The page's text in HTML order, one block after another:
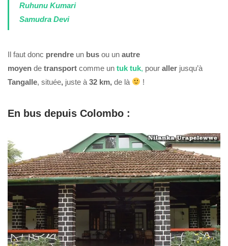
Ruhunu Kumari
Samudra Devi
Il faut donc prendre un bus ou un autre
moyen de transport comme un tuk tuk, pour aller jusqu’à
Tangalle, située, juste à 32 km, de là !
En bus depuis Colombo :